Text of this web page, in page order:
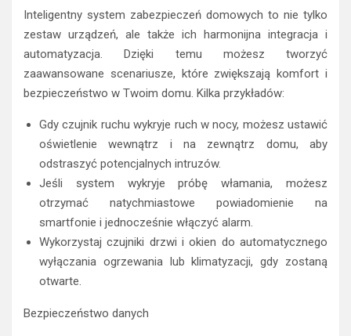
Inteligentny system zabezpieczeń domowych to nie tylko
zestaw urządzeń, ale także ich harmonijna integracja i
automatyzacja. Dzięki temu możesz tworzyć
zaawansowane scenariusze, które zwiększają komfort i
bezpieczeństwo w Twoim domu. Kilka przykładów:
Gdy czujnik ruchu wykryje ruch w nocy, możesz ustawić
oświetlenie wewnątrz i na zewnątrz domu, aby
odstraszyć potencjalnych intruzów.
Jeśli system wykryje próbę włamania, możesz
otrzymać natychmiastowe powiadomienie na
smartfonie i jednocześnie włączyć alarm.
Wykorzystaj czujniki drzwi i okien do automatycznego
wyłączania ogrzewania lub klimatyzacji, gdy zostaną
otwarte.
Bezpieczeństwo danych